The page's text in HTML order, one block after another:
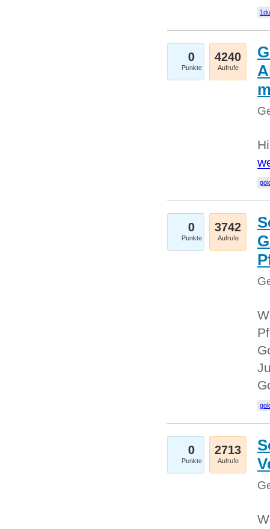
0
Punkte
4240
Aufrufe
0
Punkte
3742
Aufrufe
0
Punkte
2713
Aufrufe